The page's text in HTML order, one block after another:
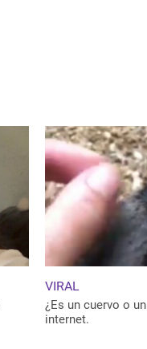
VIRAL
¿Es un cuervo o
internet.